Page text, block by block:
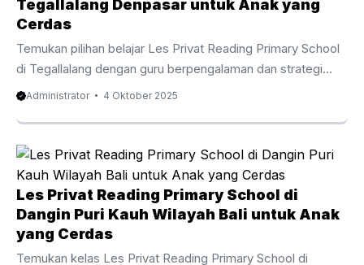
tetapi juga memahami makna kata dan kalimat dengan
percaya diri. Dengan panduan tutor ...
Tegallalang Denpasar untuk Anak yang
Cerdas
Temukan pilihan belajar Les Privat Reading Primary School
di Tegallalang dengan guru berpengalaman dan strategi
pembelajaran kreatif yang menjadikan membaca kebiasaan
Bahasa Inggris sejak Awal Les Privat Reading Primary
School di Tegallalang menjadi keputusan bijak untuk
membekali anak dengan kemampuan memahami teks
dalam bahasa Inggris dari usia dini. Program ini didesain
agar proses belajar terasa seru agar anak tidak sekadar
mengenal huruf, tetapi juga mengerti arti setiap kalimat
dengan penuh percaya diri. Dengan dukungan tenaga ...
Administrator 4 Oktober 2025
Les Privat Reading Primary School di
Dangin Puri Kauh Wilayah Bali untuk Anak
yang Cerdas
Temukan kelas Les Privat Reading Primary School di